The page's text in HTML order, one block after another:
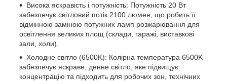
Висока яскравість і потужність: Потужність 20 Вт
забезпечує світловий потік 2100 люмен, що робить її
відмінною заміною потужних ламп розжарювання для
освітлення великих площ (склади, гаражі, виставкові
зали, холи).
Холодне світло (6500K): Колірна температура 6500K
забезпечує яскраве, денне світло, яке підвищує
концентрацію та підходить для робочих зон, технічних